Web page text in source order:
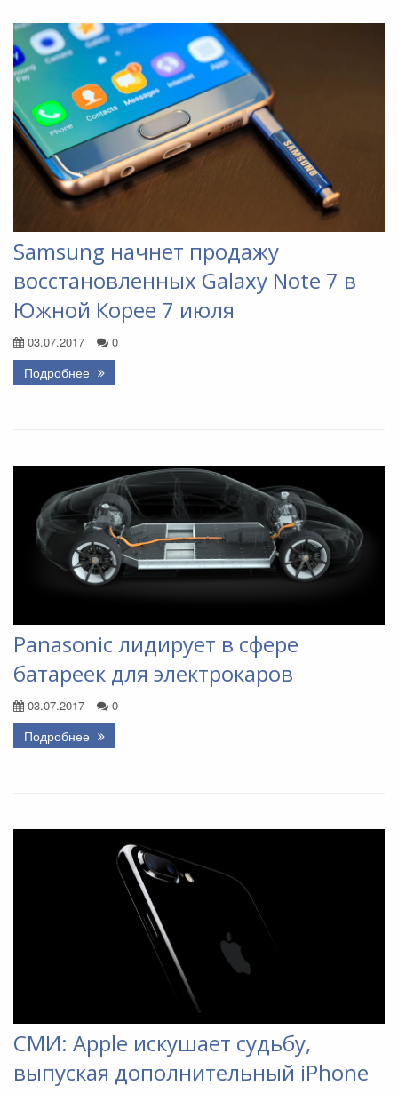
Samsung начнет продажу
восстановленных Galaxy Note 7 в
Южной Корее 7 июля
03.07.2017 0
Подробнее
Panasonic лидирует в сфере
батареек для электрокаров
03.07.2017 0
Подробнее
СМИ: Apple искушает судьбу,
выпуская дополнительный iPhone